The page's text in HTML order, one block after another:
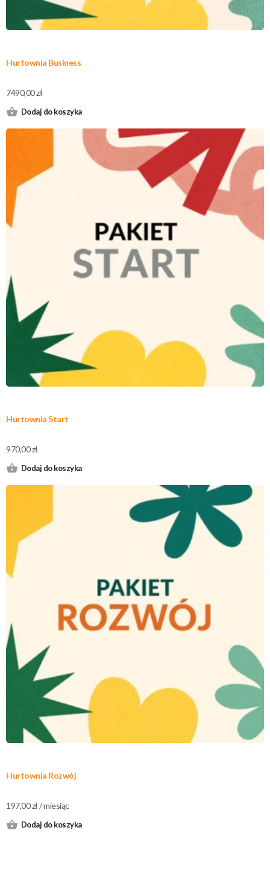
Hurtownia Business
7490,00zł
Dodaj do koszyka
Hurtownia Start
970,00zł
Dodaj do koszyka
Hurtownia Rozwój
197,00zł/ miesiąc
Dodaj do koszyka